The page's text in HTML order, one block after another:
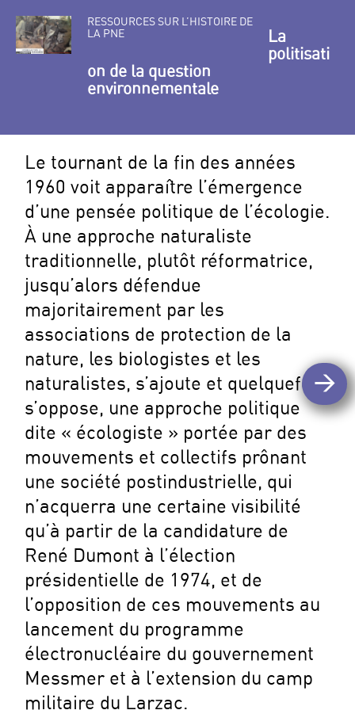
RESSOURCES SUR L’HISTOIRE DE
LA PNE
La
politisati
on de la question
environnementale
Le tournant de la fin des années
1960 voit apparaître l’émergence
d’une pensée politique de l’écologie.
À une approche naturaliste
traditionnelle, plutôt réformatrice,
jusqu’alors défendue
majoritairement par les
associations de protection de la
nature, les biologistes et les
naturalistes, s’ajoute et quelquefois
s’oppose, une approche politique
dite « écologiste » portée par des
mouvements et collectifs prônant
une société postindustrielle, qui
n’acquerra une certaine visibilité
qu’à partir de la candidature de
René Dumont à l’élection
présidentielle de 1974, et de
l’opposition de ces mouvements au
lancement du programme
électronucléaire du gouvernement
Messmer et à l’extension du camp
militaire du Larzac.
>